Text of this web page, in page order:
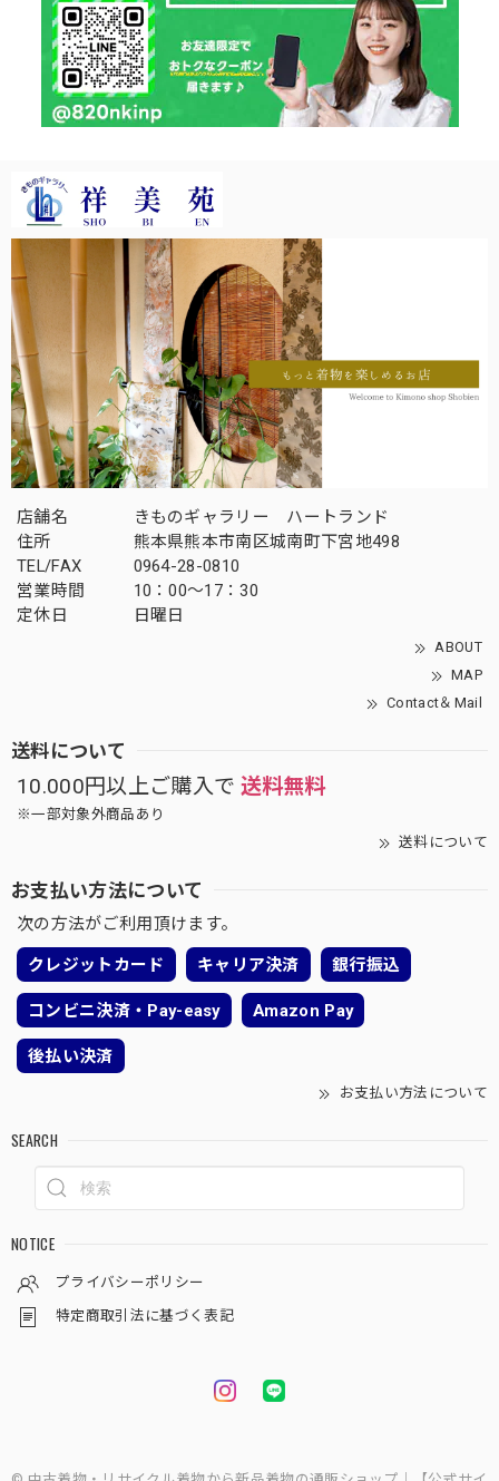
店舗名
きものギャラリー ハートランド
住所
熊本県熊本市南区城南町下宮地498
TEL/FAX
0964-28-0810
営業時間
10：00～17：30
定休日
日曜日
ABOUT
MAP
Contact＆Mail
送料について
10.000円以上ご購入で 送料無料
※一部対象外商品あり
送料について
お支払い方法について
次の方法がご利用頂けます。
クレジットカード キャリア決済 銀行振込
コンビニ決済・Pay-easy Amazon Pay
後払い決済
お支払い方法について
SEARCH
NOTICE
プライバシーポリシー
特定商取引法に基づく表記